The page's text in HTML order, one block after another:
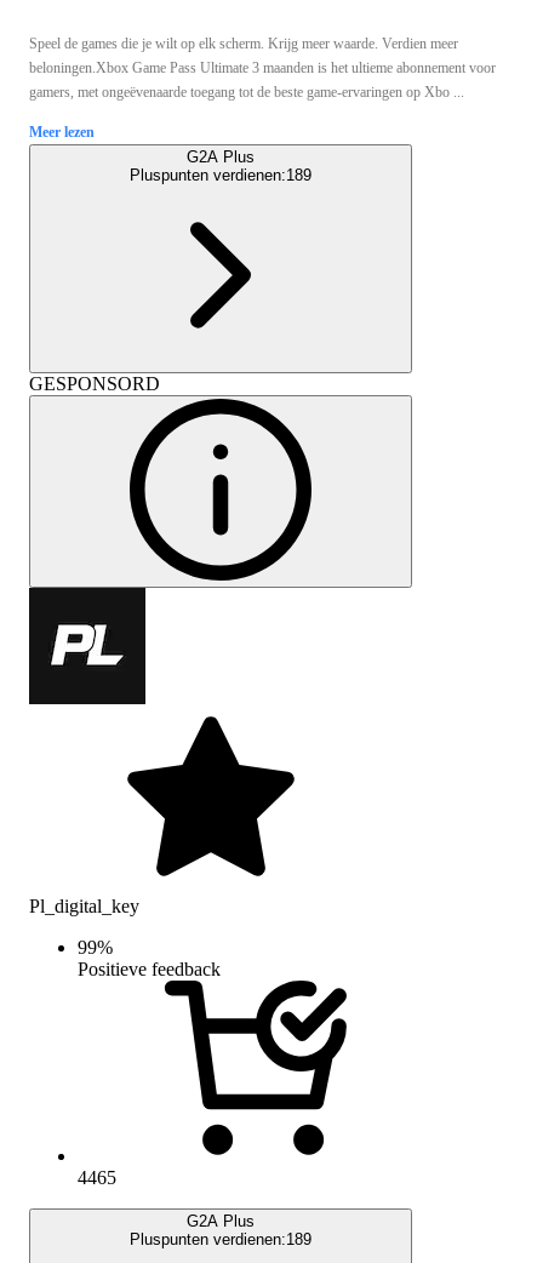
Speel de games die je wilt op elk scherm. Krijg meer waarde. Verdien meer
beloningen.Xbox Game Pass Ultimate 3 maanden is het ultieme abonnement voor
gamers, met ongeëvenaarde toegang tot de beste game-ervaringen op Xbo ...
Meer lezen
G2A Plus
Pluspunten verdienen:189
GESPONSORD
Pl_digital_key
99%
Positieve feedback
4465
G2A Plus
Pluspunten verdienen:189